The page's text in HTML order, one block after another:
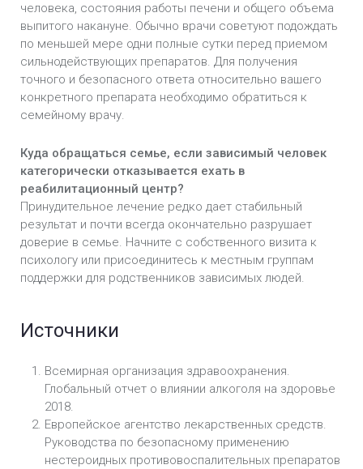
человека, состояния работы печени и общего объема
выпитого накануне. Обычно врачи советуют подождать
по меньшей мере одни полные сутки перед приемом
сильнодействующих препаратов. Для получения
точного и безопасного ответа относительно вашего
конкретного препарата необходимо обратиться к
семейному врачу.
Куда обращаться семье, если зависимый человек
категорически отказывается ехать в
реабилитационный центр?
Принудительное лечение редко дает стабильный
результат и почти всегда окончательно разрушает
доверие в семье. Начните с собственного визита к
психологу или присоединитесь к местным группам
поддержки для родственников зависимых людей.
Источники
Всемирная организация здравоохранения.
Глобальный отчет о влиянии алкоголя на здоровье
2018.
Европейское агентство лекарственных средств.
Руководства по безопасному применению
нестероидных противовоспалительных препаратов